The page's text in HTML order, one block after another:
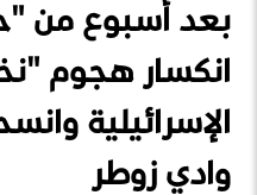
بعد أسبوع من
انكسار هجوم
الإسرائيلية
وادي زوطر